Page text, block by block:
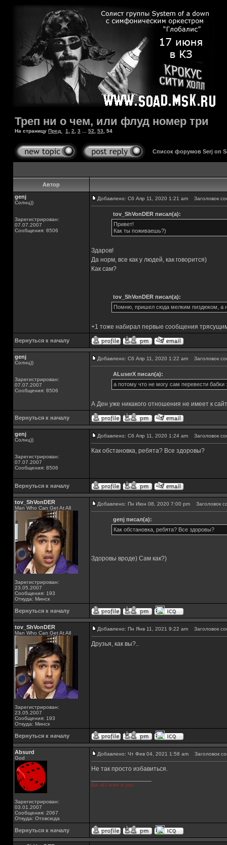
Треп ни о чем, или флуд номер три
На страницу Пред. 1 2 3 52 53 54
Список форумов Serj on
Автор
genj
Солнц))
Зарегистрирован:
07.07.2007
Сообщения: 8506
Добавлено: Сб Апр 11, 2020 1:21 am Заголовок
tov_ShVonDER писал(а):
Привет!
Как ты поживаешь?)
Здаров!
Да норм, все как у людей, как говорится)
Как сам?
tov_ShVonDER писал(а):
Помню, пришел сюда мелким пиздюком, а
+1 тоже набирал первые сообщения
Вернуться к началу
genj
Солнц))
Зарегистрирован:
07.07.2007
Сообщения: 8506
Добавлено: Сб Апр 11, 2020 1:22 am Заголовок
ALuserX писал(а):
а потому что не могу сам перевести бабки
А Ден уже никакого отношения не имеет к
Вернуться к началу
genj
Солнц))
Зарегистрирован:
07.07.2007
Сообщения: 8506
Добавлено: Сб Апр 11, 2020 1:24 am Заголовок
Как обстановка, ребята? Все здоровы?
Вернуться к началу
tov_ShVonDER
Man Who Can Get At All
Зарегистрирован:
23.05.2007
Сообщения: 193
Откуда: Минск
Добавлено: Пн Июн 08, 2020 7:00 pm Заголовок
genj писал(а):
Как обстановка, ребята? Все здоровы?
Здоровы вроде) Сам как?)
Вернуться к началу
tov_ShVonDER
Man Who Can Get At All
Зарегистрирован:
23.05.2007
Сообщения: 193
Откуда: Минск
Добавлено: Пн Янв 11, 2021 9:22 am Заголовок
Друзья, как вы?..
Вернуться к началу
Absurd
God
Зарегистрирован:
03.01.2007
Сообщения: 2067
Откуда: Отовсюда
Добавлено: Чт Фев 04, 2021 1:58 am Заголовок
Не так просто избавиться.
But all I want is you
Вернуться к началу